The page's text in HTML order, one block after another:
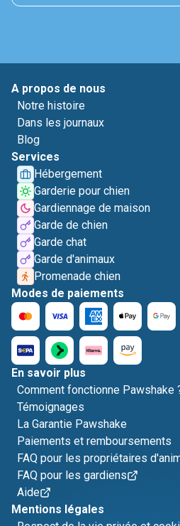
A propos de nous
Notre histoire
Dans les journaux
Blog
Services
Hébergement
Garderie pour chien
Gardiennage de maison
Garde de chien
Garde chat
Garde d'animaux
Promenade chien
Modes de paiements
En savoir plus
Comment fonctionne Pawshake
Témoignages
La Garantie Pawshake
Paiements et remboursements
FAQ pour les propriétaires
FAQ pour les gardiens
Aide
Mentions légales